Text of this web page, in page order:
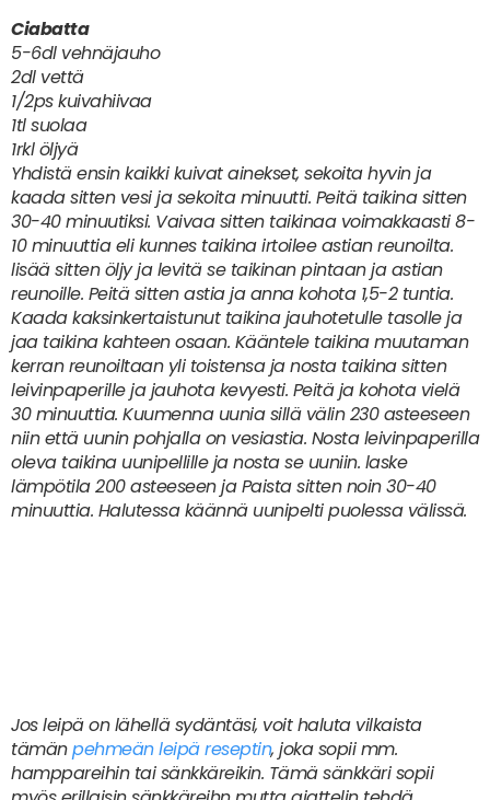
Ciabatta
5-6dl vehnäjauho
2dl vettä
1/2ps kuivahiivaa
1tl suolaa
1rkl öljyä
Yhdistä ensin kaikki kuivat ainekset, sekoita hyvin ja
kaada sitten vesi ja sekoita minuutti. Peitä taikina sitten
30-40 minuutiksi. Vaivaa sitten taikinaa voimakkaasti 8-
10 minuuttia eli kunnes taikina irtoilee astian reunoilta.
lisää sitten öljy ja levitä se taikinan pintaan ja astian
reunoille. Peitä sitten astia ja anna kohota 1,5-2 tuntia.
Kaada kaksinkertaistunut taikina jauhotetulle tasolle ja
jaa taikina kahteen osaan. Kääntele taikina muutaman
kerran reunoiltaan yli toistensa ja nosta taikina sitten
leivinpaperille ja jauhota kevyesti. Peitä ja kohota vielä
30 minuuttia. Kuumenna uunia sillä välin 230 asteeseen
niin että uunin pohjalla on vesiastia. Nosta leivinpaperilla
oleva taikina uunipellille ja nosta se uuniin. laske
lämpötila 200 asteeseen ja Paista sitten noin 30-40
minuuttia. Halutessa käännä uunipelti puolessa välissä.
Jos leipä on lähellä sydäntäsi, voit haluta vilkaista
tämänpehmeän leipä reseptin, joka sopii mm.
hamppareihin tai sänkkäreikin. Tämä sänkkäri sopii